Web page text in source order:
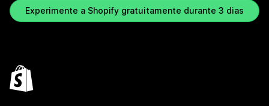
Experimente a Shopify gratuitamente durante 3 dias